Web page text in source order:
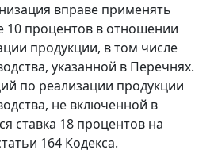
вправе применять
10 процентов в отношении
продукции, в том числе
указанной в Перечнях.
по реализации продукции
не включенной в
ставка 18 процентов на
164 Кодекса.